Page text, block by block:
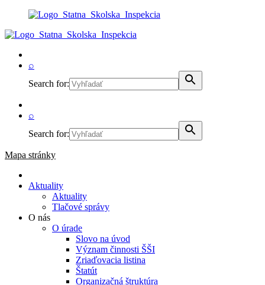
⌕
Search for:
⌕
Search for:
Mapa stránky
Aktuality
Aktuality
Tlačové správy
O nás
O úrade
Slovo na úvod
Význam činnosti ŠŠI
Zriaďovacia listina
Štatút
Organizačná štruktúra